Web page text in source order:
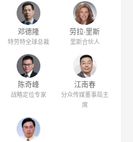
邓德隆
特劳特全球总裁
劳拉·里斯
里斯合伙人
陈奇峰
战略定位专家
江南春
分众传媒董事局主
席